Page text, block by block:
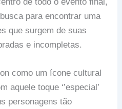
para encontrar uma
que surgem de suas
e incompletas.
como um ícone cultural
aquele toque ‘’especial’
personagens tão